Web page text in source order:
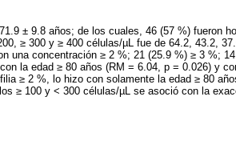
± 9.8 años; de los cuales, 46 (57 %) fueron
≥ 300 y ≥ 400 células/µL fue de 64.2, 43.2,
una concentración ≥ 2 %; 21 (25.9 %) ≥ 3 %;
la edad ≥ 80 años (RM = 6.04, p = 0.026) y
≥ 2 %, lo hizo con solamente la edad ≥ 80
≥ 100 y < 300 células/µL se asoció con la